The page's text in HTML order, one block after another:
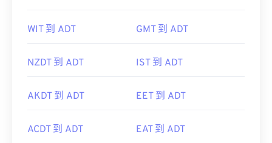
WIT 到 ADT GMT 到 ADT
NZDT 到 ADT IST 到 ADT
AKDT 到 ADT EET 到 ADT
ACDT 到 ADT EAT 到 ADT